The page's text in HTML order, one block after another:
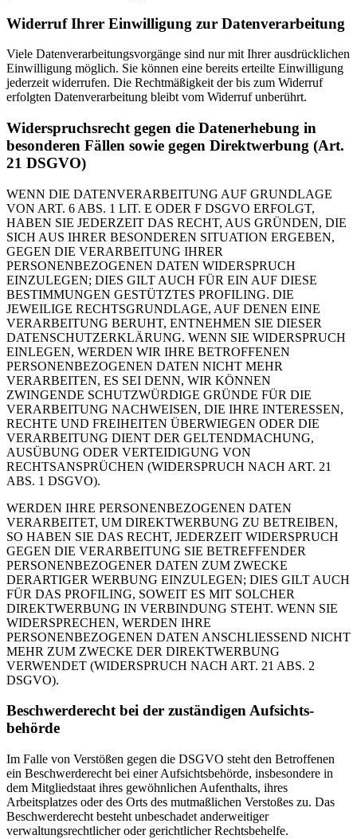
Widerruf Ihrer Einwilligung zur Datenverarbeitung
Viele Datenverarbeitungsvorgänge sind nur mit Ihrer ausdrücklichen
Einwilligung möglich. Sie können eine bereits erteilte Einwilligung
jederzeit widerrufen. Die Rechtmäßigkeit der bis zum Widerruf
erfolgten Datenverarbeitung bleibt vom Widerruf unberührt.
Widerspruchsrecht gegen die Datenerhebung in
besonderen Fällen sowie gegen Direktwerbung (Art.
21 DSGVO)
WENN DIE DATENVERARBEITUNG AUF GRUNDLAGE
VON ART. 6 ABS. 1 LIT. E ODER F DSGVO ERFOLGT,
HABEN SIE JEDERZEIT DAS RECHT, AUS GRÜNDEN, DIE
SICH AUS IHRER BESONDEREN SITUATION ERGEBEN,
GEGEN DIE VERARBEITUNG IHRER
PERSONENBEZOGENEN DATEN WIDERSPRUCH
EINZULEGEN; DIES GILT AUCH FÜR EIN AUF DIESE
BESTIMMUNGEN GESTÜTZTES PROFILING. DIE
JEWEILIGE RECHTSGRUNDLAGE, AUF DENEN EINE
VERARBEITUNG BERUHT, ENTNEHMEN SIE DIESER
DATENSCHUTZERKLÄRUNG. WENN SIE WIDERSPRUCH
EINLEGEN, WERDEN WIR IHRE BETROFFENEN
PERSONENBEZOGENEN DATEN NICHT MEHR
VERARBEITEN, ES SEI DENN, WIR KÖNNEN
ZWINGENDE SCHUTZWÜRDIGE GRÜNDE FÜR DIE
VERARBEITUNG NACHWEISEN, DIE IHRE INTERESSEN,
RECHTE UND FREIHEITEN ÜBERWIEGEN ODER DIE
VERARBEITUNG DIENT DER GELTENDMACHUNG,
AUSÜBUNG ODER VERTEIDIGUNG VON
RECHTSANSPRÜCHEN (WIDERSPRUCH NACH ART. 21
ABS. 1 DSGVO).
WERDEN IHRE PERSONENBEZOGENEN DATEN
VERARBEITET, UM DIREKTWERBUNG ZU BETREIBEN,
SO HABEN SIE DAS RECHT, JEDERZEIT WIDERSPRUCH
GEGEN DIE VERARBEITUNG SIE BETREFFENDER
PERSONENBEZOGENER DATEN ZUM ZWECKE
DERARTIGER WERBUNG EINZULEGEN; DIES GILT AUCH
FÜR DAS PROFILING, SOWEIT ES MIT SOLCHER
DIREKTWERBUNG IN VERBINDUNG STEHT. WENN SIE
WIDERSPRECHEN, WERDEN IHRE
PERSONENBEZOGENEN DATEN ANSCHLIESSEND NICHT
MEHR ZUM ZWECKE DER DIREKTWERBUNG
VERWENDET (WIDERSPRUCH NACH ART. 21 ABS. 2
DSGVO).
Beschwerde­recht bei der zuständigen Aufsichts­
behörde
Im Falle von Verstößen gegen die DSGVO steht den Betroffenen
ein Beschwerderecht bei einer Aufsichtsbehörde, insbesondere in
dem Mitgliedstaat ihres gewöhnlichen Aufenthalts, ihres
Arbeitsplatzes oder des Orts des mutmaßlichen Verstoßes zu. Das
Beschwerderecht besteht unbeschadet anderweitiger
verwaltungsrechtlicher oder gerichtlicher Rechtsbehelfe.